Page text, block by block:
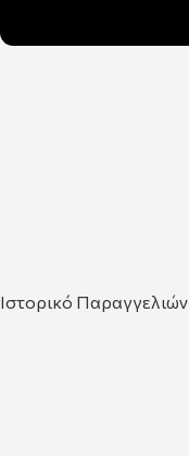
Ιστορικό Παραγγελιών